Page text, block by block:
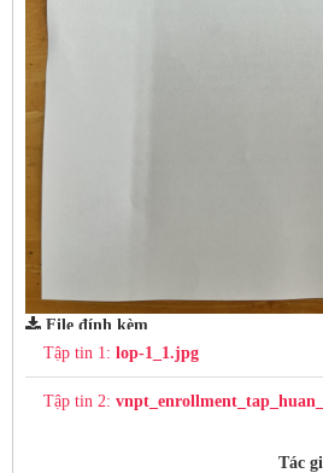
File đính kèm
Tập tin 1: lop-1_1.jpg
Tập tin 2:
Tác